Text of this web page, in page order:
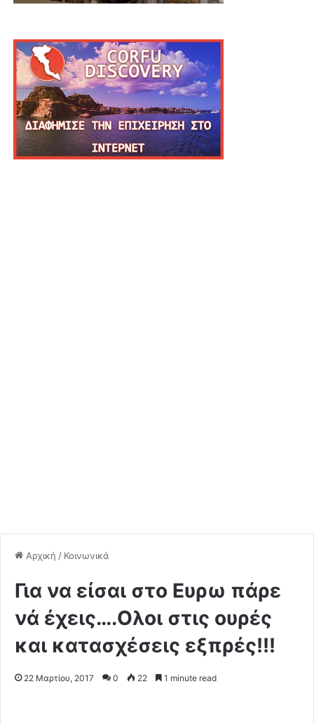
Αρχική / Κοινωνικά
Για να είσαι στο Ευρω πάρε
νά έχεις….Ολοι στις ουρές
και κατασχέσεις εξπρές!!!
22 Μαρτίου, 2017 0 22 1 minute read